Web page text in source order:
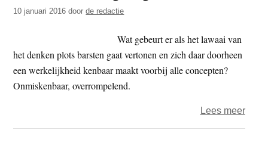
t
e
t
e
10 januari 2016 doorde redactie
Wat gebeurt er als het lawaai van
het denken plots barsten gaat vertonen en zich daar doorheen
een werkelijkheid kenbaar maakt voorbij alle concepten?
Onmiskenbaar, overrompelend.
Lees meerover